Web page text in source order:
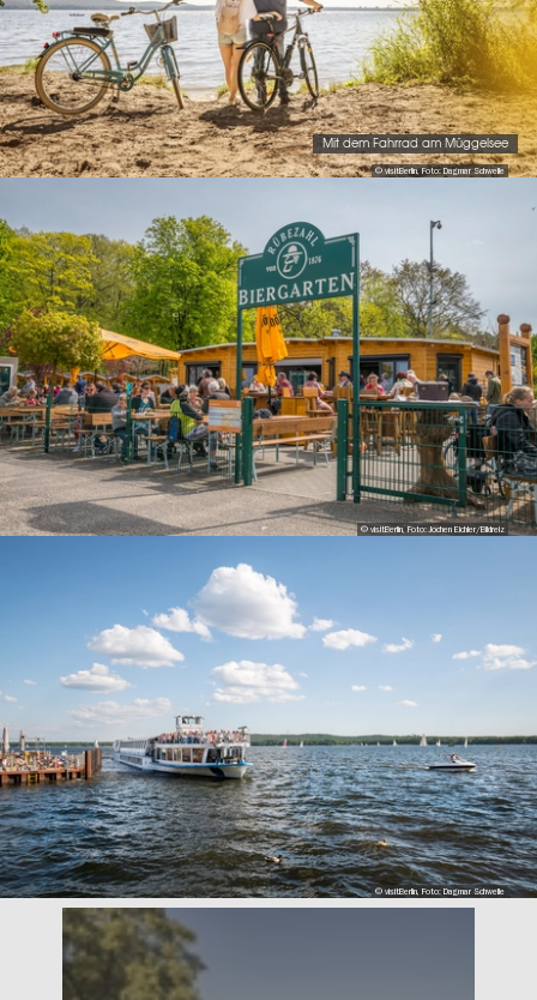
© visitBerlin, Foto: Dagmar Schwelle
Mit dem Fahrrad am Müggelsee
© visitBerlin, Foto: Jochen Eichler/Bildreiz
© visitBerlin, Foto: Dagmar Schwelle